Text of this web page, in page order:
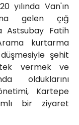
yılında Van'ın
gelen çığ
Astsubay Fatih
kurtarma
düşmesiyle şehit
vermek ve
olduklarını
Kartepe
bir ziyaret